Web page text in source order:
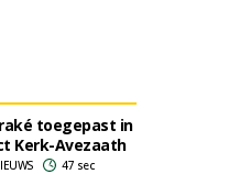
toegepast in
Kerk-Avezaath
47 sec